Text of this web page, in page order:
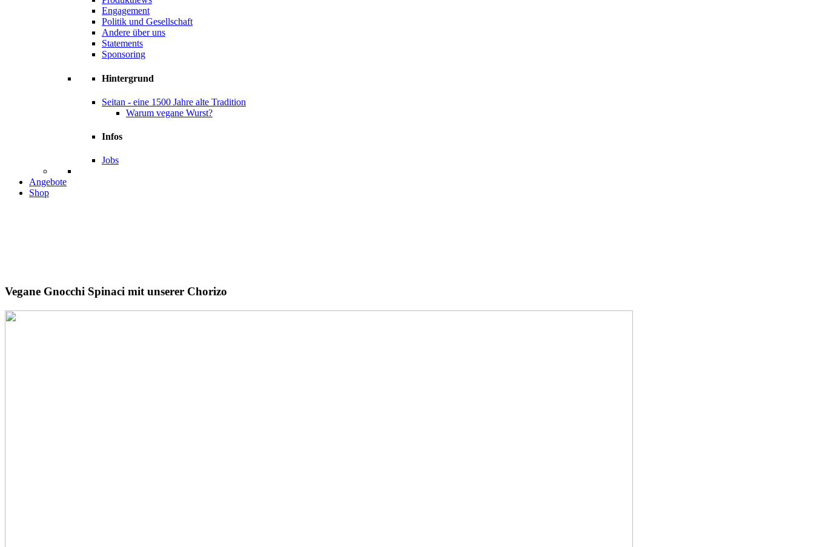
Engagement
Politik und Gesellschaft
Andere über uns
Statements
Sponsoring
Hintergrund
Seitan - eine 1500 Jahre alte Tradition
Warum vegane Wurst?
Infos
Jobs
Angebote
Shop
Vegane Gnocchi Spinaci mit unserer Chorizo